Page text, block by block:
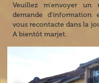
Veuillez m'envoyer un
demande d'information
vous recontacte dans la
A bientôt marjet.